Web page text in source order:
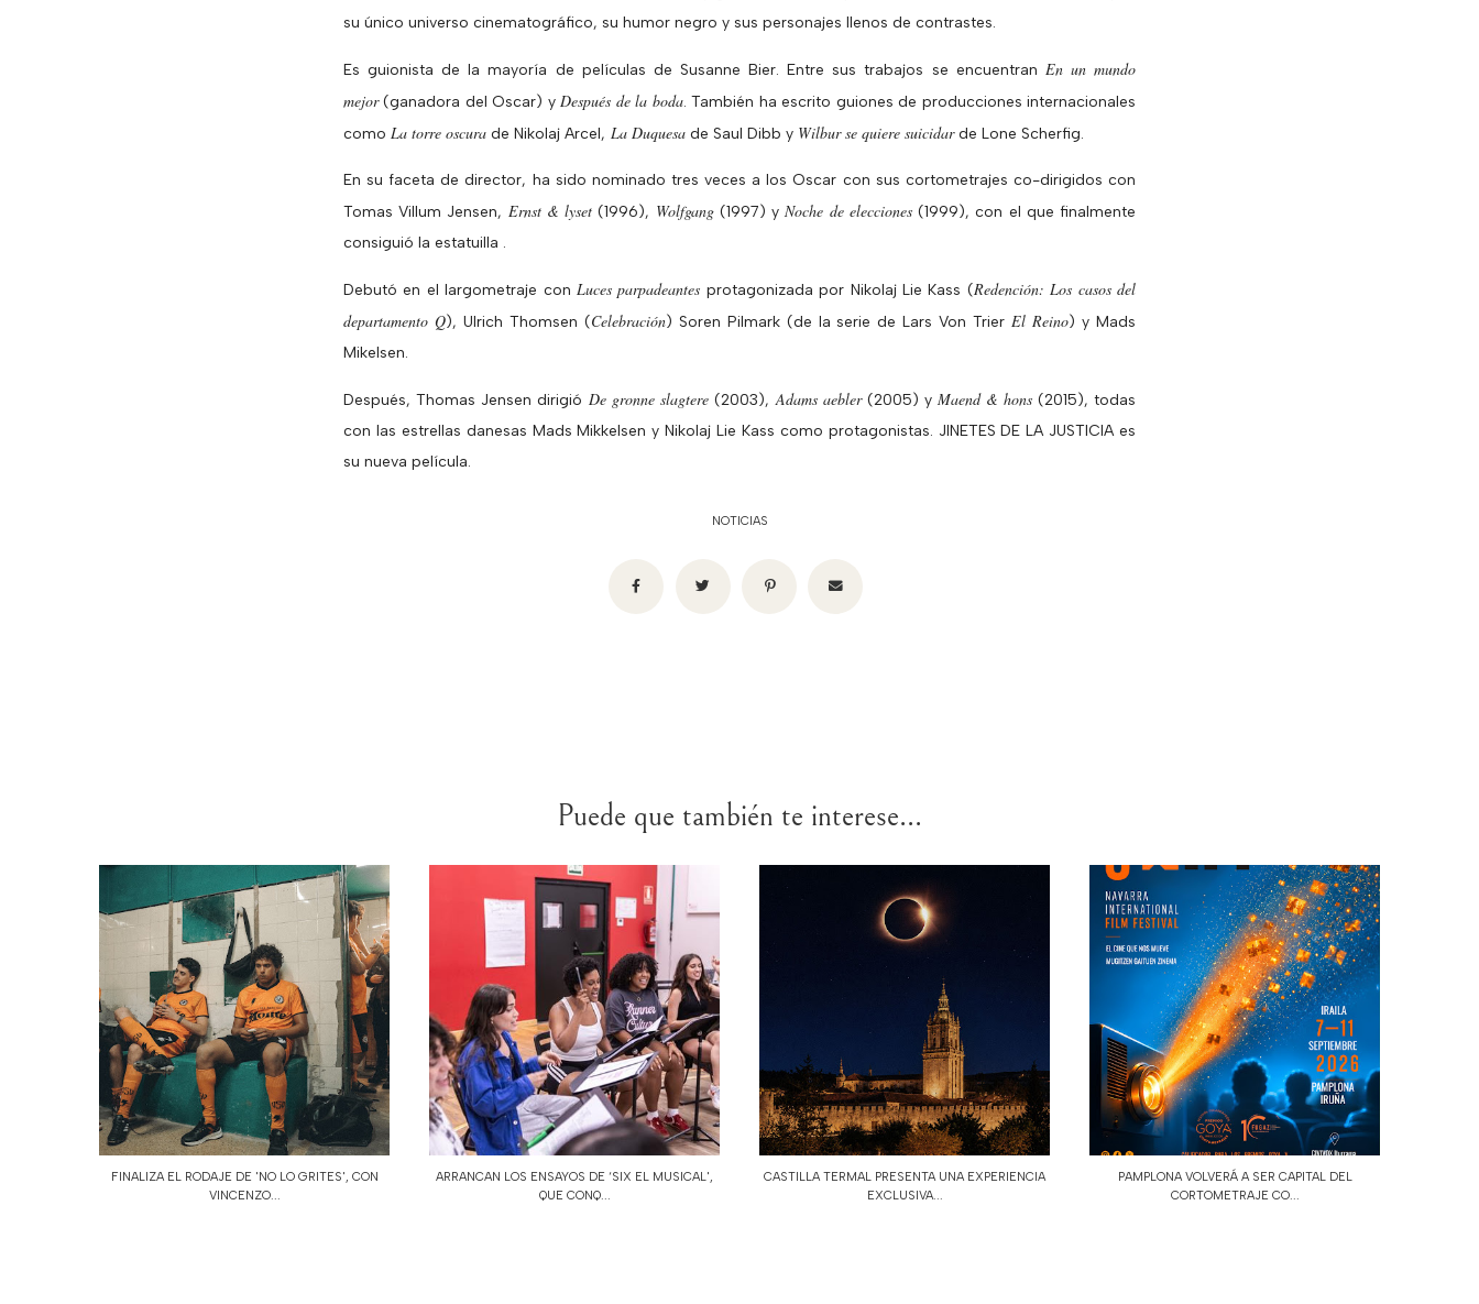
su único universo cinematográfico, su humor negro y sus personajes llenos de contrastes.
Es guionista de la mayoría de películas de Susanne Bier. Entre sus trabajos se encuentran En un mundo
mejor(ganadora del Oscar) yDespués de la boda. También ha escrito guiones de producciones internacionales
como La torre oscura de Nikolaj Arcel, La Duquesa de Saul Dibb y Wilbur se quiere suicidarde Lone Scherfig.
En su faceta de director, ha sido nominado tres veces a los Oscar con sus cortometrajes co-dirigidos con
Tomas Villum Jensen, Ernst & lyset (1996), Wolfgang(1997) yNoche de elecciones(1999), con el que finalmente
consiguió la estatuilla .
Debutó en el largometraje con Luces parpadeantes protagonizada por Nikolaj Lie Kass (Redención: Los casos del
departamento Q), Ulrich Thomsen (Celebración) Soren Pilmark (de la serie de Lars Von TrierEl Reino) y Mads
Mikelsen.
Después, Thomas Jensen dirigió De gronne slagtere (2003),Adams aebler(2005) y Maend & hons(2015), todas
con las estrellas danesas Mads Mikkelsen y Nikolaj Lie Kass como protagonistas. JINETES DE LA JUSTICIA es
su nueva película.
NOTICIAS
Puede que también te interese...
FINALIZA EL RODAJE DE 'NO LO GRITES', CON
VINCENZO...
ARRANCAN LOS ENSAYOS DE ‘SIX EL MUSICAL',
QUE CONQ...
CASTILLA TERMAL PRESENTA UNA EXPERIENCIA
EXCLUSIVA...
PAMPLONA VOLVERÁ A SER CAPITAL DEL
CORTOMETRAJE CO...